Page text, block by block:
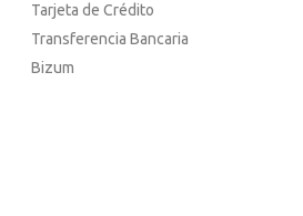
Tarjeta de Crédito
Transferencia Bancaria
Bizum